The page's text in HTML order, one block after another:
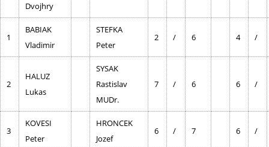
Dvojhry
1
BABIAK
Vladimir
STEFKA
Peter
2 / 6 4 /
2
HALUZ
Lukas
SYSAK
Rastislav
MUDr.
7 / 6 6 /
3
KOVESI
Peter
HRONCEK
Jozef
6 / 7 6 /